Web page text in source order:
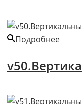
Подробнее